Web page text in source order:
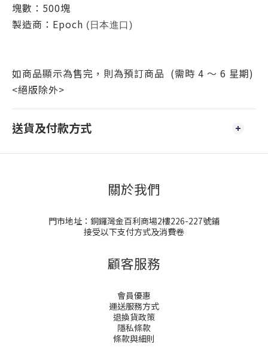
塊數：500塊
製造商： Epoch (日本進口)
如商品顯示為售完，則為預訂商品 (需時 4 ～ 6 星期)
<絕版除外>
送貨及付款方式
關於我們
門市地址：銅鑼灣金百利商場2樓226-227號鋪
接受以下支付方式及消費卷
顧客服務
會員優惠
運送服務方式
退換貨政策
隱私條款
條款與細則